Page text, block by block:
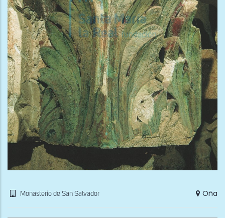
Monasterio de San Salvador Oña